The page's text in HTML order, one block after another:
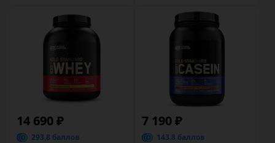
14 690 ₽
293.8 баллов
7 190 ₽
143.8 баллов